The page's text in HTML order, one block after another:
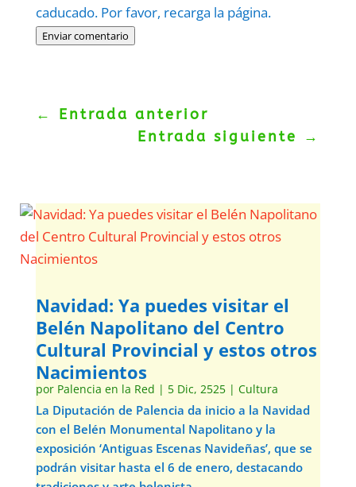
caducado. Por favor, recarga la página.
Enviar comentario
← Entrada anterior
Entrada siguiente
→
Navidad: Ya puedes visitar el
Belén Napolitano del Centro
Cultural Provincial y estos otros
Nacimientos
por Palencia en la Red | 5 Dic, 2525| Cultura
La Diputación de Palencia da inicio a la Navidad
con el Belén Monumental Napolitano y la
exposición ‘Antiguas Escenas Navideñas’, que se
podrán visitar hasta el 6 de enero, destacando